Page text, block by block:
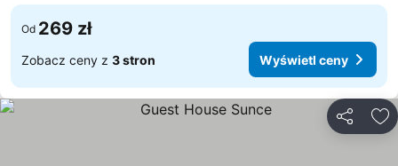
Od 269 zł
Zobacz ceny z 3 stron Wyświetl ceny